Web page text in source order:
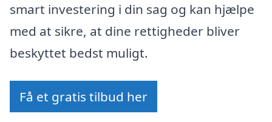
smart investering i din sag og kan hjælpe
med at sikre, at dine rettigheder bliver
beskyttet bedst muligt.
Få et gratis tilbud her